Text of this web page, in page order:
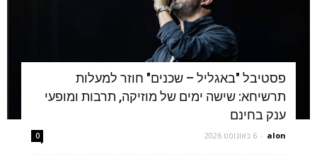
פסטיבל "באגליל – שכנים" חוזר למעלות
תרשיחא: שישה ימים של מוזיקה, תרבות ומופעי
ענק בחינם
alon
- 6 באוגוסט 2026 0